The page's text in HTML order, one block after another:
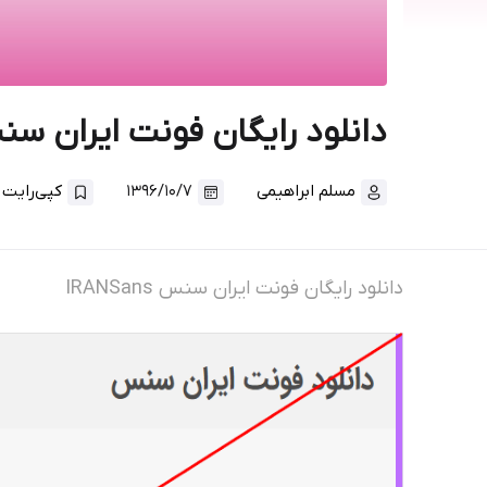
دانلود رایگان فونت ایران
مسلم ابراهیمی ۱۳۹۶/۱۰/۷ کپی‌رایت
دانلود رایگان فونت ایران سنس IRANSans